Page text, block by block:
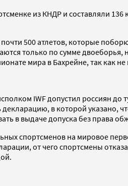
из КНДР и составляли 136
500 атлетов, которые
только по сумме двоеборья,
мира в Бахрейне, так как
IWF допустил россиян до
в которой указано,
в выдаче допуска без права
спортсменов на мировое
от чего спортсмены